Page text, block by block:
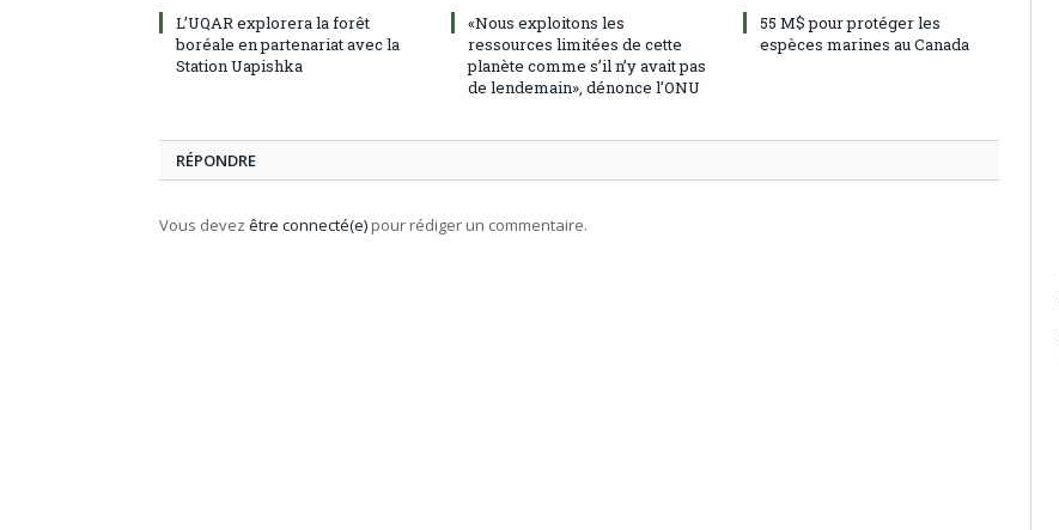
L’UQAR explorera la forêt
boréale en partenariat avec la
Station Uapishka
«Nous exploitons les
ressources limitées de cette
planète comme s’il n’y avait pas
de lendemain», dénonce l’ONU
55 M$ pour protéger les
espèces marines au Canada
RÉPONDRE
Vous devez être connecté(e) pour rédiger un commentaire.